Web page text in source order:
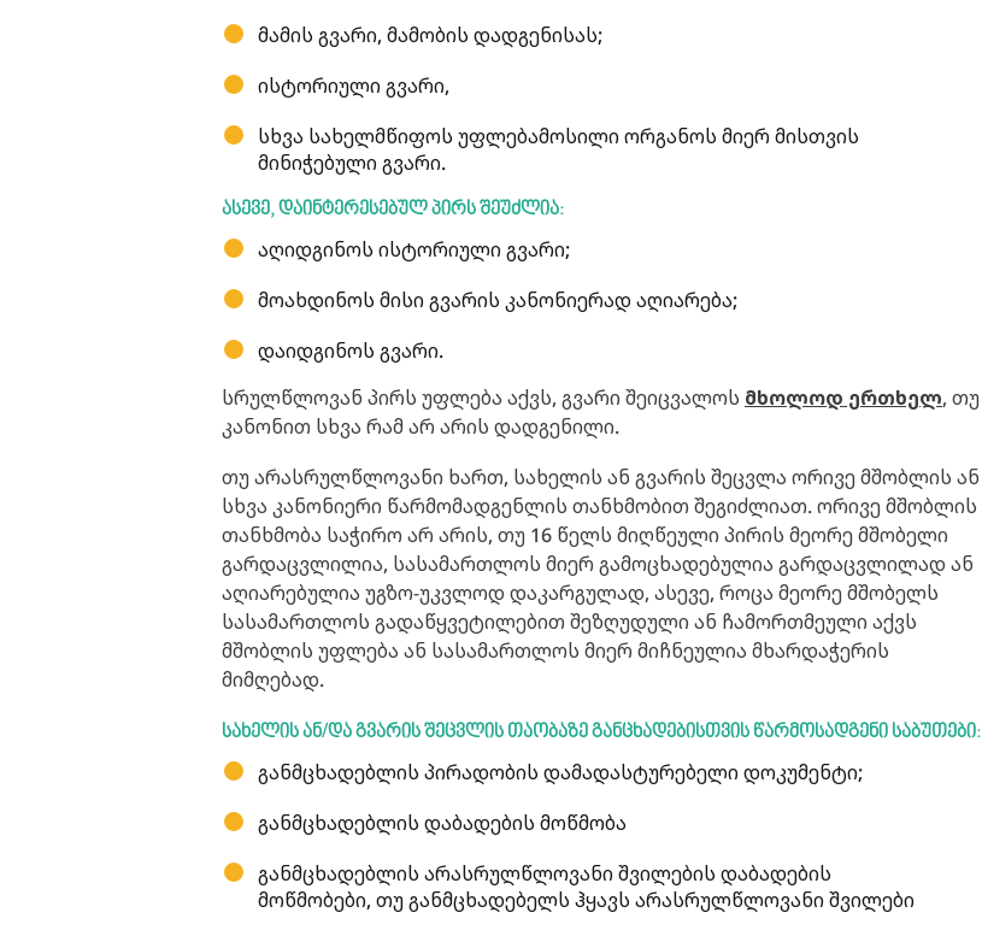
მამის გვარი, მამობის დადგენისას;
ისტორიული გვარი,
სხვა სახელმწიფოს უფლებამოსილი ორგანოს მიერ მისთვის
მინიჭებული გვარი.
ასევე, დაინტერესებულ პირს შეუძლია:
აღიდგინოს ისტორიული გვარი;
მოახდინოს მისი გვარის კანონიერად აღიარება;
დაიდგინოს გვარი.
სრულწლოვან პირს უფლება აქვს, გვარი შეიცვალოს მხოლოდ ერთხელ, თუ
კანონით სხვა რამ არ არის დადგენილი.
თუ არასრულწლოვანი ხართ, სახელის ან გვარის შეცვლა ორივე მშობლის ან
სხვა კანონიერი წარმომადგენლის თანხმობით შეგიძლიათ. ორივე მშობლის
თანხმობა საჭირო არ არის, თუ 16 წელს მიღწეული პირის მეორე მშობელი
გარდაცვლილია, სასამართლოს მიერ გამოცხადებულია გარდაცვლილად ან
აღიარებულია უგზო-უკვლოდ დაკარგულად, ასევე, როცა მეორე მშობელს
სასამართლოს გადაწყვეტილებით შეზღუდული ან ჩამორთმეული აქვს
მშობლის უფლება ან სასამართლოს მიერ მიჩნეულია მხარდაჭერის
მიმღებად.
სახელისან/დაგვარისშეცვლის თაობაზეგანცხადებისთვის წარმოსადგენი საბუთები:
განმცხადებლის პირადობის დამადასტურებელი დოკუმენტი;
განმცხადებლის დაბადების მოწმობა
განმცხადებლის არასრულწლოვანი შვილების დაბადების
მოწმობები, თუ განმცხადებელს ჰყავს არასრულწლოვანი შვილები